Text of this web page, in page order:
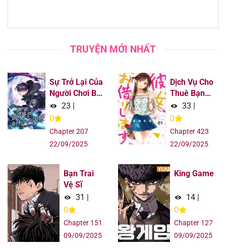
TRUYỆN MỚI NHẤT
Sự Trở Lại Của
Người Chơi Bị
Đóng Băng
23 |
0
Chapter 207
22/09/2025
Dịch Vụ Cho
Thuê Bạn
Gái 33 |
0
Chapter 423
22/09/2025
Bạn Trai
Vệ Sĩ
31 |
0
Chapter 151
09/09/2025
King Game
14|
0
Chapter 127
09/09/2025